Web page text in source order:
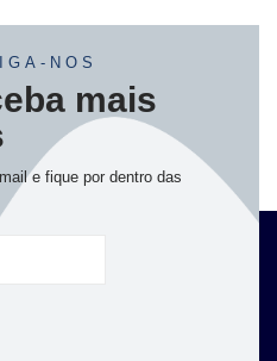
NOS
mais
e fique por dentro das